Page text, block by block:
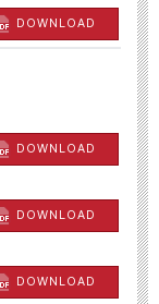
DOWNLOAD
DOWNLOAD
DOWNLOAD
DOWNLOAD